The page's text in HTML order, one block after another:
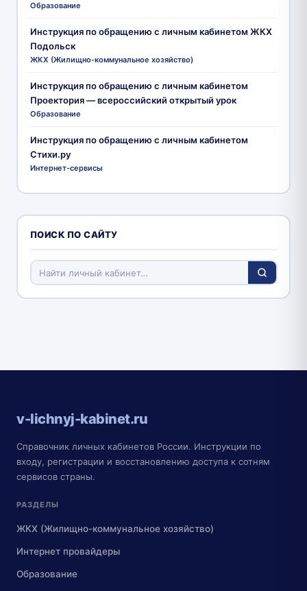
Образование
Инструкция по обращению с личным кабинетом ЖКХ
Подольск
ЖКХ (Жилищно-коммунальное хозяйство)
Инструкция по обращению с личным кабинетом
Проектория — всероссийский открытый урок
Образование
Инструкция по обращению с личным кабинетом
Стихи.ру
Интернет-сервисы
ПОИСК ПО САЙТУ
v-lichnyj-kabinet.ru
Справочник личных кабинетов России. Инструкции по
входу, регистрации и восстановлению доступа к сотням
сервисов страны.
РАЗДЕЛЫ
ЖКХ (Жилищно-коммунальное хозяйство)
Интернет провайдеры
Образование